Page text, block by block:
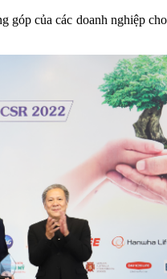
của các doanh nghiệp